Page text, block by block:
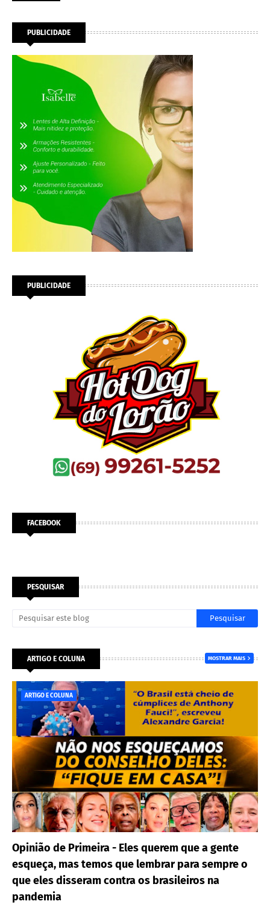
PUBLICIDADE
PUBLICIDADE
FACEBOOK
PESQUISAR
ARTIGO E COLUNA MOSTRAR MAIS
ARTIGO E COLUNA
Opinião de Primeira - Eles querem que a gente
esqueça, mas temos que lembrar para sempre o
que eles disseram contra os brasileiros na
pandemia